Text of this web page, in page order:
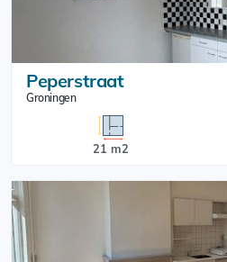
Peperstraat
Groningen
21 m2